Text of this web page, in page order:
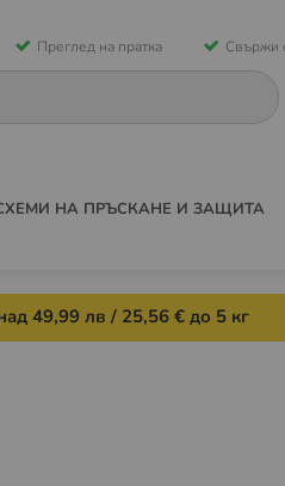
Преглед на пратка Свържи
НА ПРЪСКАНЕ И ЗАЩИТА
49,99 лв / 25,56 € до 5 кг